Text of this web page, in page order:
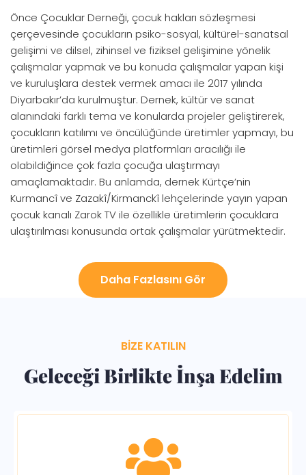
Önce Çocuklar Derneği, çocuk hakları sözleşmesi
çerçevesinde çocukların psiko-sosyal, kültürel-sanatsal
gelişimi ve dilsel, zihinsel ve fiziksel gelişimine yönelik
çalışmalar yapmak ve bu konuda çalışmalar yapan kişi
ve kuruluşlara destek vermek amacı ile 2017 yılında
Diyarbakır’da kurulmuştur. Dernek, kültür ve sanat
alanındaki farklı tema ve konularda projeler geliştirerek,
çocukların katılımı ve öncülüğünde üretimler yapmayı, bu
üretimleri görsel medya platformları aracılığı ile
olabildiğince çok fazla çocuğa ulaştırmayı
amaçlamaktadır. Bu anlamda, dernek Kürtçe’nin
Kurmancî ve Zazakî/Kirmanckî lehçelerinde yayın yapan
çocuk kanalı Zarok TV ile özellikle üretimlerin çocuklara
ulaştırılması konusunda ortak çalışmalar yürütmektedir.
Daha Fazlasını Gör
BIZE KATILIN
Geleceği Birlikte İnşa Edelim